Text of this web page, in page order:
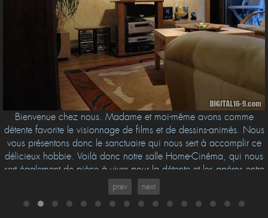
Bienvenue chez nous. Madame et moi-même avons comme
détente favorite le visionnage de films et de dessins-animés. Nous
vous présentons donc le sanctuaire qui nous sert à accomplir ce
délicieux hobbie. Voilà donc notre salle Home-Cinéma, qui nous
sert également de piéce à vivre pour la détente et les apéros entre
amis....
prev next